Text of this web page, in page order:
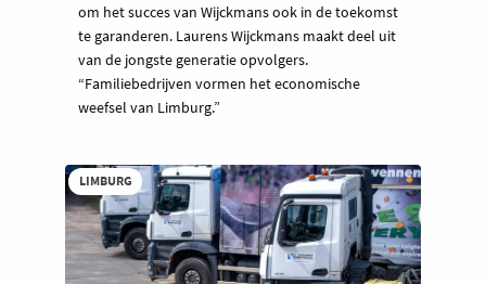
om het succes van Wijckmans ook in de toekomst
te garanderen. Laurens Wijckmans maakt deel uit
van de jongste generatie opvolgers.
“Familiebedrijven vormen het economische
weefsel van Limburg.”
LIMBURG